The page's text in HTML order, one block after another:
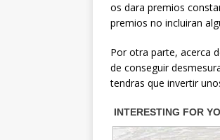
os dara premios
premios no incluiran
Por otra parte, acerca
de conseguir
tendras que invertir